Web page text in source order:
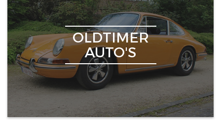
OLDTIMER
AUTO'S